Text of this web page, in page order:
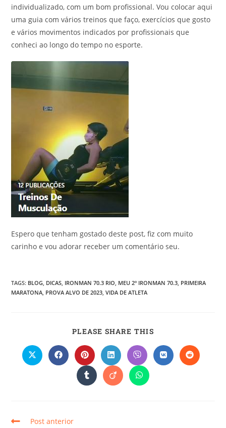
individualizado, com um bom profissional. Vou colocar aqui
uma guia com vários treinos que faço, exercícios que gosto
e vários movimentos indicados por profissionais que
conheci ao longo do tempo no esporte.
Espero que tenham gostado deste post, fiz com muito
carinho e vou adorar receber um comentário seu.
TAGS: BLOG, DICAS, IRONMAN 70.3 RIO, MEU 2º IRONMAN 70.3, PRIMEIRA
MARATONA, PROVA ALVO DE 2023, VIDA DE ATLETA
PLEASE SHARE THIS
Post anterior